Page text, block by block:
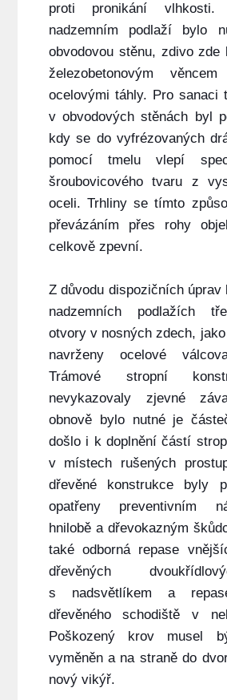
proti pronikání vlhkosti.
nadzemním podlaží bylo
obvodovou stěnu, zdivo zde
železobetonovým
ocelovými táhly. Pro sanaci
v obvodových stěnách byl
kdy se do vyfrézovaných
pomocí tmelu vlepí
šroubovicového tvaru z
oceli. Trhliny se tímto
převázáním přes rohy
celkově zpevní.
Z důvodu dispozičních úprav
nadzemních podlažích
otvory v nosných zdech,
navrženy ocelové
Trámové stropní
nevykazovaly zjevné
obnově bylo nutné je
došlo i k doplnění částí
v místech rušených
dřevěné konstrukce byly
opatřeny preventivním
hnilobě a dřevokazným
také odborná repase
dřevěných
s nadsvětlíkem a
dřevěného schodiště v
Poškozený krov musel
vyměněn a na straně do
nový vikýř.